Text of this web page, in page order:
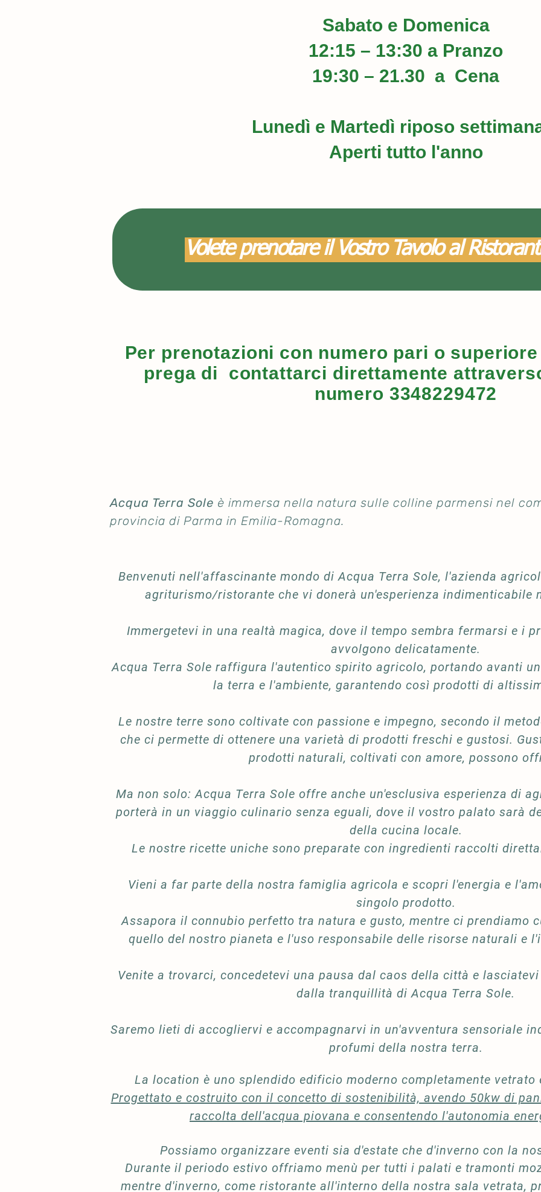
Sabato e Domenica
12:15 – 13:30 a Pranzo
19:30 – 21.30 a Cena
Lunedì e Martedì riposo
Aperti tutto l'anno
Per prenotazioni con numero pari o
prega di contattarci direttamente
numero ​3348229472
Volete prenotare il Vostro Tavolo al
Acqua Terra Sole è immersa nella natura sulle colline parmensi nel
provincia di Parma in Emilia-Romagna.
Benvenuti nell'affascinante mondo di Acqua Terra Sole, l'azienda
agriturismo/ristorante che vi donerà un'esperienza indimenticabile
Immergetevi in una realtà magica, dove il tempo sembra fermarsi e i
avvolgono delicatamente.
Acqua Terra Sole raffigura l'autentico spirito agricolo, portando avanti
la terra e l'ambiente, garantendo così prodotti di
Le nostre terre sono coltivate con passione e impegno, secondo il
che ci permette di ottenere una varietà di prodotti freschi e gustosi.
prodotti naturali, coltivati con amore, possono
Ma non solo: Acqua Terra Sole offre anche un'esclusiva esperienza di
porterà in un viaggio culinario senza eguali, dove il vostro palato sarà
della cucina locale.
Le nostre ricette uniche sono preparate con ingredienti raccolti
Vieni a far parte della nostra famiglia agricola e scopri l'energia e
singolo prodotto.
Assapora il connubio perfetto tra natura e gusto, mentre ci prendiamo
quello del nostro pianeta e l'uso responsabile delle risorse naturali e
Venite a trovarci, concedetevi una pausa dal caos della città e
dalla tranquillità di Acqua Terra Sole.
Saremo lieti di accogliervi e accompagnarvi in un'avventura sensoriale
profumi della nostra terra.
La location è uno splendido edificio moderno completamente vetrato
Progettato e costruito con il concetto di sostenibilità, avendo 50kw di
raccolta dell'acqua piovana e consentendo l'autonomia
Possiamo organizzare eventi sia d'estate che d'inverno con la
Durante il periodo estivo offriamo menù per tutti i palati e tramonti
mentre d'inverno, come ristorante all'interno della nostra sala vetrata,